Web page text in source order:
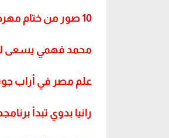
10 صور من ختام مهرجان جمعية الفيلم
محمد فهمي يسعى
علم مصر في أراب
رانيا بدوي تبدأ